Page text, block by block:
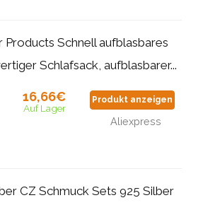
Products Schnell aufblasbares
Schlafsack, aufblasbarer...
16,66€
Auf Lager
Produkt anzeigen
Aliexpress
CZ Schmuck Sets 925 Silber